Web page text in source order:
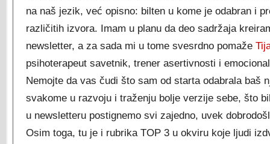
na naš jezik, već opisno: bilten u kome je odabran i
različitih izvora. Imam u planu da deo sadržaja
newsletter, a za sada mi u tome svesrdno pomaže
psihoterapeut savetnik, trener asertivnosti i
Nemojte da vas čudi što sam od starta odabrala baš
svakome u razvoju i traženju bolje verzije sebe, što
u newsletteru postignemo svi zajedno, uvek
Osim toga, tu je i rubrika TOP 3 u okviru koje ljudi